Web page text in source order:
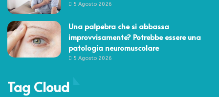
5 Agosto 2026
Una palpebra che si abbassa
improvvisamente? Potrebbe essere una
patologia neuromuscolare
5 Agosto 2026
Tag Cloud